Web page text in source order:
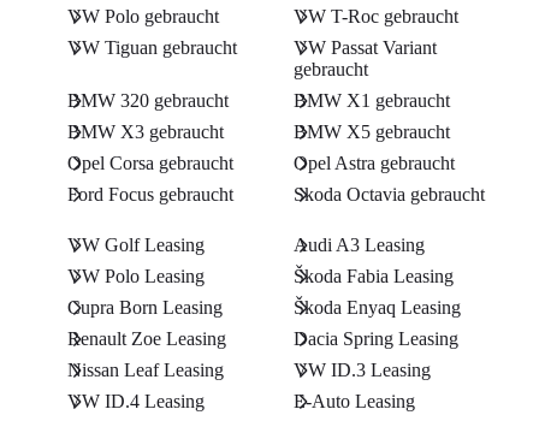
VW Polo gebraucht
VW T-Roc gebraucht
VW Tiguan gebraucht
VW Passat Variant
gebraucht
BMW 320 gebraucht
BMW X1 gebraucht
BMW X3 gebraucht
BMW X5 gebraucht
Opel Corsa gebraucht
Opel Astra gebraucht
Ford Focus gebraucht
Skoda Octavia gebraucht
VW Golf Leasing
Audi A3 Leasing
VW Polo Leasing
Škoda Fabia Leasing
Cupra Born Leasing
Škoda Enyaq Leasing
Renault Zoe Leasing
Dacia Spring Leasing
Nissan Leaf Leasing
VW ID.3 Leasing
VW ID.4 Leasing
E-Auto Leasing